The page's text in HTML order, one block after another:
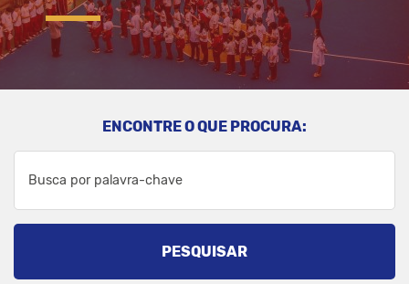
ENCONTRE O QUE PROCURA:
PESQUISAR